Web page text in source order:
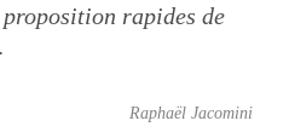
rapides de
Raphaël Jacomini